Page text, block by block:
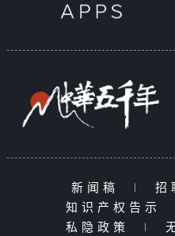
新闻稿 | 招
知识产权告示
私隐政策
|